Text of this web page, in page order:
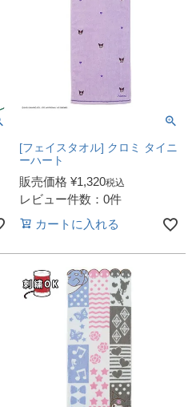
[フェイスタオル] クロミ タイニ
ーハート
販売価格 ¥1,320税込
レビュー件数：0件
カートに入れる